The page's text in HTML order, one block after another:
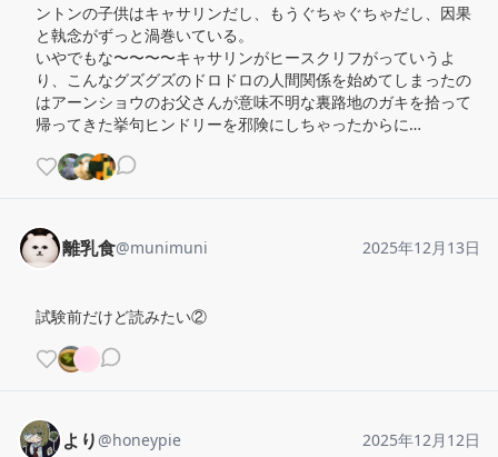
ントンの子供はキャサリンだし、もうぐちゃぐちゃだし、因果
と執念がずっと渦巻いている。
いやでもな〜〜〜〜キャサリンがヒースクリフがっていうよ
り、こんなグズグズのドロドロの人間関係を始めてしまったの
はアーンショウのお父さんが意味不明な裏路地のガキを拾って
帰ってきた挙句ヒンドリーを邪険にしちゃったからに…
離乳食@munimuni 2025年12月13日
試験前だけど読みたい②
より @honeypie 2025年12月12日